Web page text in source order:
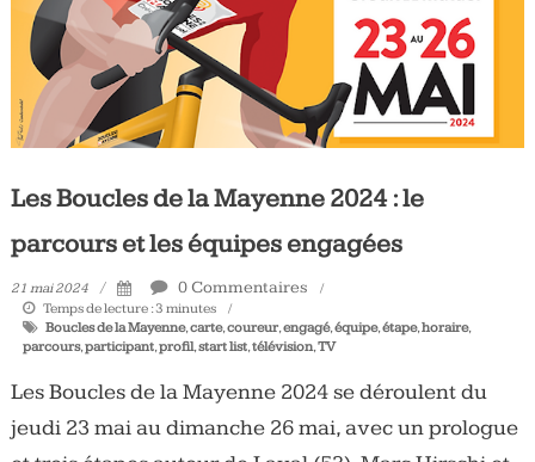
Les Boucles de la Mayenne 2024 : le
parcours et les équipes engagées
21 mai 2024 0 Commentaires
Temps de lecture :3 minutes
Boucles de la Mayenne,carte,coureur,engagé,équipe,étape,horaire,
parcours,participant,profil,start list,télévision,TV
Les Boucles de la Mayenne 2024 se déroulent du
jeudi 23 mai au dimanche 26 mai, avec un prologue